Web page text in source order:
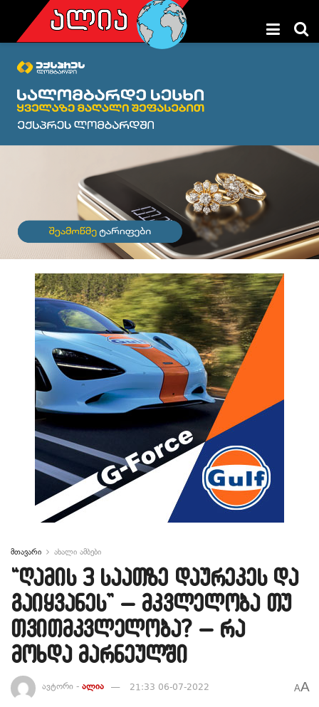
მთავარი ახალი ამბები
“ღამის 3 საათზე დაურეკეს და
გაიყვანეს” – მკვლელობა თუ
თვითმკვლელობა? – რა
მოხდა მარნეულში
ავტორი - ალია 21:33 06-07-2022 AA